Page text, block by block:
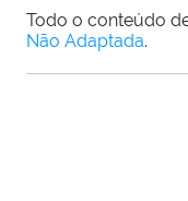
Todo o conteúdo
Não Adaptada.